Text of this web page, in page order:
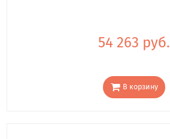
54 263 руб.
В корзину